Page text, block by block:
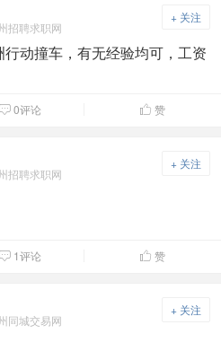
+ 关注
招聘求职网
动撞车，有无经验均可，工资
 0评论  赞
+ 关注
招聘求职网
 1评论  赞
+ 关注
同城交易网